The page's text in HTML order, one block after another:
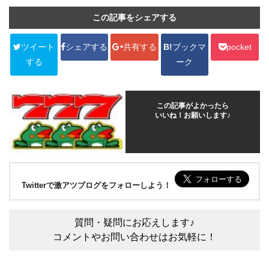
この記事をシェアする
ツイート
する
シェアする 共有する B!ブックマ
ーク
pocket
この記事がよかったら
いいね！お願いします♪
Twitterで激アツブログをフォローしよう！
質問・疑問にお応えします♪
コメントやお問い合わせはお気軽に！